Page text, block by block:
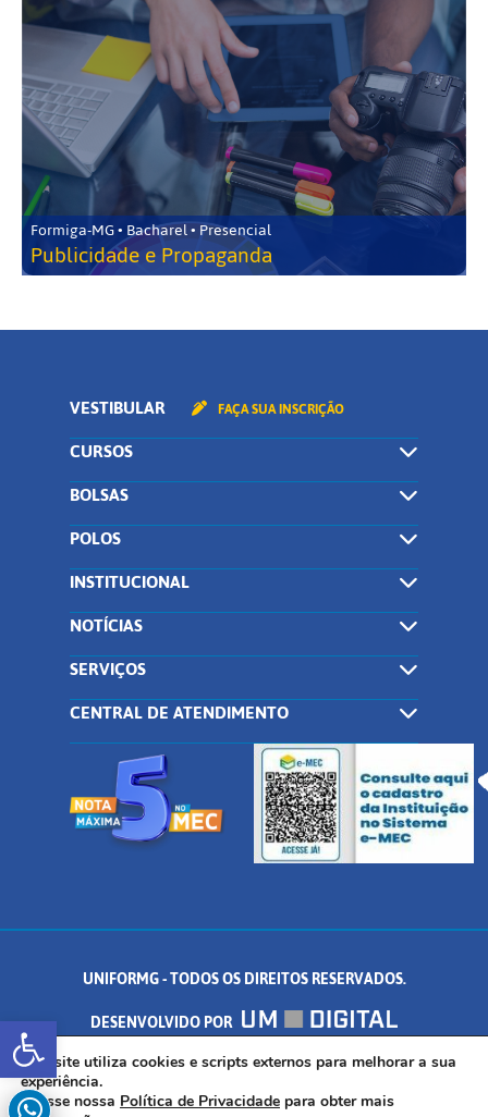
Abrir a barra de ferramentas
Formiga-MG • Bacharel • Presencial
Publicidade e Propaganda
VESTIBULAR FAÇA SUA INSCRIÇÃO
CURSOS
BOLSAS
POLOS
INSTITUCIONAL
NOTÍCIAS
SERVIÇOS
CENTRAL DE ATENDIMENTO
UNIFORMG - TODOS OS DIREITOS RESERVADOS.
DESENVOLVIDO POR
AV. DR. ARNALDO DE SENNA, 328 - PALMEIRAS, FORMIGA/MG - CEP:
35.574.530
Este site utiliza cookies e scripts externos para melhorar a sua
experiência.
Acesse nossa Política de Privacidade para obter mais